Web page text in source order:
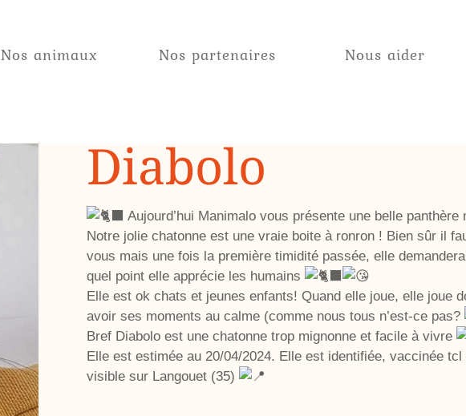
Nos animaux Nos partenaires Nous aider
Diabolo
Aujourd’hui Manimalo vous présente une belle panthère
Notre jolie chatonne est une vraie boite à ronron ! Bien sûr il
vous mais une fois la première timidité passée, elle
quel point elle apprécie les humains
Elle est ok chats et jeunes enfants! Quand elle joue, elle joue
avoir ses moments au calme (comme nous tous n’est-ce pas?
Bref Diabolo est une chatonne trop mignonne et facile à vivre
Elle est estimée au 20/04/2024. Elle est identifiée, vaccinée
visible sur Langouet (35)